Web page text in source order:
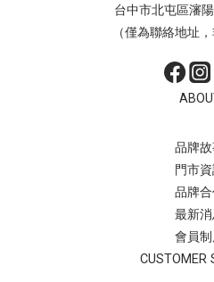
台中市北屯區瀋
（僅為聯絡地址
品牌
門市
品牌
最新消
會員
CUSTOMER